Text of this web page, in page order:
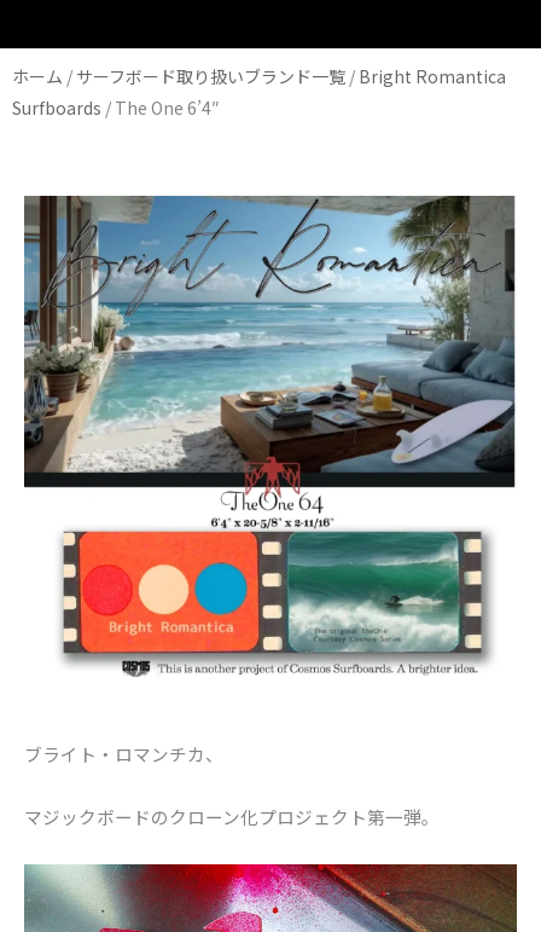
ホーム / サーフボード取り扱いブランド一覧 / Bright Romantica
Surfboards / The One 6’4″
ブライト・ロマンチカ、
マジックボードのクローン化プロジェクト第一弾。